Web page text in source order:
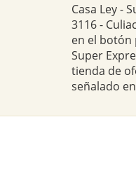
Casa Ley -
3116 -
en el botón
Super
tienda de
señalado